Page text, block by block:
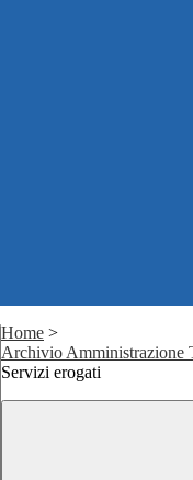
Home >
Archivio Amministrazione
Servizi erogati